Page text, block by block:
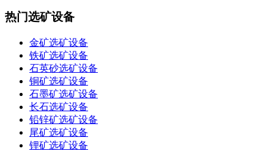
热门选矿设备
金矿选矿设备
铁矿选矿设备
石英砂选矿设备
铜矿选矿设备
石墨矿选矿设备
长石选矿设备
铅锌矿选矿设备
尾矿选矿设备
锂矿选矿设备